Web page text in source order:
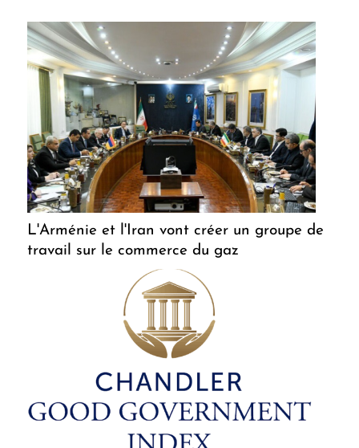
L'Arménie et l'Iran vont créer un groupe de
travail sur le commerce du gaz